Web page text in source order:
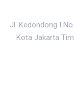
Jl. Kedondong I
Kota Jakarta